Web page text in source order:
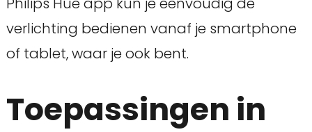
verlichting bedienen vanaf je smartphone
of tablet, waar je ook bent.
Toepassingen in